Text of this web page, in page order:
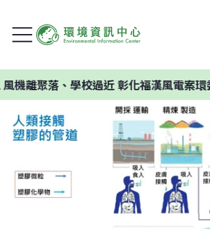
校過近 彰化福漢風電案環委建議不應開發